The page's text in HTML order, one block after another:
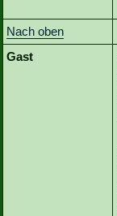
Nach oben
Gast